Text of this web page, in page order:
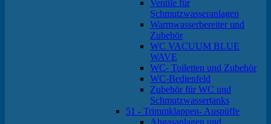
Ventile für
Schmutzwasseranlagen
Warmwasserbereiter und
Zubehör
WC VACUUM BLUE
WAVE
WC- Toiletten und Zubehör
WC-Bedienfeld
Zubehör für WC und
Schmutzwassertanks
51 - Trimmklappen- Auspüffe
Abgasanlagen und